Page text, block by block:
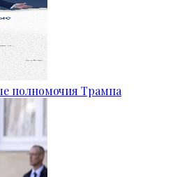
полномочия Трампа